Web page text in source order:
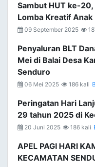
Sambut HUT ke-20,
Lomba Kreatif Anak
09 September 2025
Penyaluran BLT
Mei di Balai Desa
Senduro
06 Mei 2025 186 kali
Peringatan Hari
29 tahun 2025 di
20 Juni 2025 186 kali
APEL PAGI HARI
KECAMATAN